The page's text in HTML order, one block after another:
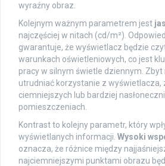
wyraźny obraz.
Kolejnym ważnym parametrem jest
najczęściej w nitach (cd/m²).
gwarantuje, że wyświetlacz będzie
warunkach oświetleniowych, co jest
pracy w silnym świetle dziennym. Zbyt
utrudniać korzystanie z wyświetlacza,
ciemniejszych lub bardziej
pomieszczeniach.
Kontrast to kolejny parametr, który
wyświetlanych informacji. Wysoki
oznacza, że różnice między
najciemniejszymi punktami obrazu